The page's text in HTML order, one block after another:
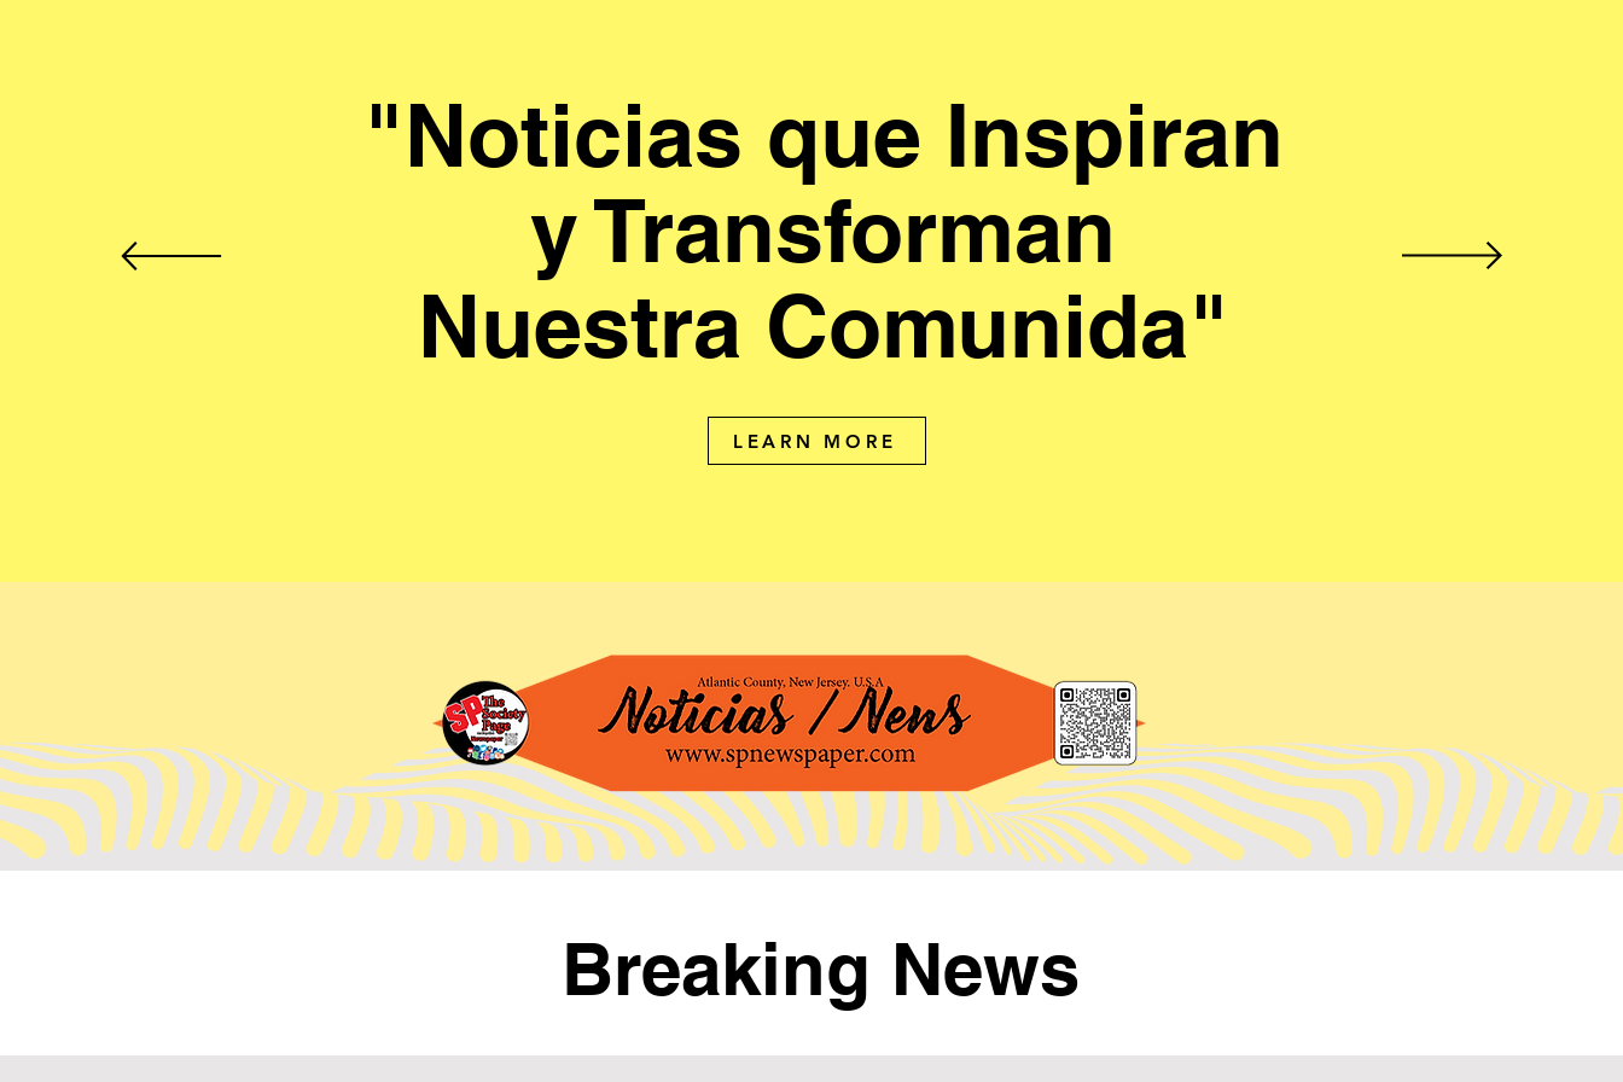
"Noticias que Inspiran
y Transforman
Nuestra Comunida"
LEARN MORE
Breaking News